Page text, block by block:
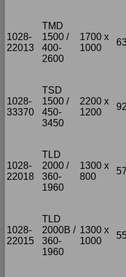
1028-
22013
TMD
1500 /
400-
2600
1700 x
1000
1028-
33370
TSD
1500 /
450-
3450
2200 x
1200
1028-
22018
TLD
2000 /
360-
1960
1300 x
800
1028-
22015
TLD
2000B /
360-
1960
1300 x
1000